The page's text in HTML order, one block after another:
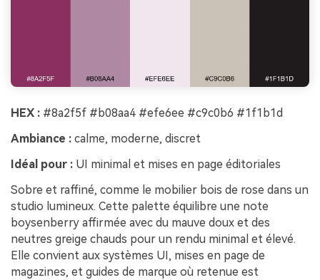
HEX : #8a2f5f #b08aa4 #efe6ee #c9c0b6 #1f1b1d
Ambiance : calme, moderne, discret
Idéal pour : UI minimal et mises en page éditoriales
Sobre et raffiné, comme le mobilier bois de rose dans un
studio lumineux. Cette palette équilibre une note
boysenberry affirmée avec du mauve doux et des
neutres greige chauds pour un rendu minimal et élevé.
Elle convient aux systèmes UI, mises en page de
magazines, et guides de marque où retenue est